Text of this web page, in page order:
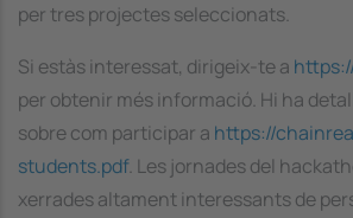
per tres projectes seleccionats.
Si estàs interessat, dirigeix-te a
per obtenir més informació. Hi ha
sobre com participar a https://
students.pdf. Les jornades del
xerrades altament interessants de